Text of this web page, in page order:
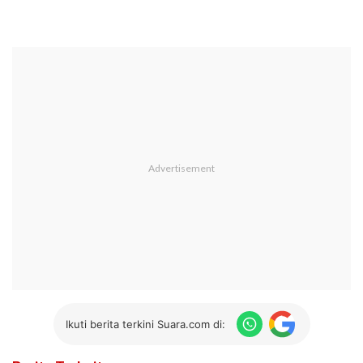
Ikuti berita terkini Suara.com di: